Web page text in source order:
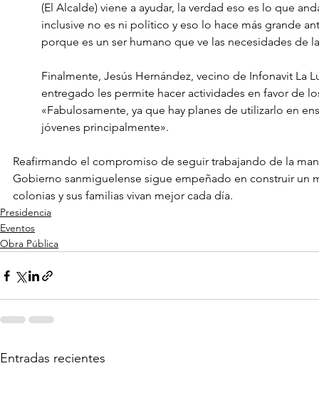
(El Alcalde) viene a ayudar, la verdad eso es lo que
inclusive no es ni político y eso lo hace más grande
porque es un ser humano que ve las necesidades de
Finalmente, Jesús Hernández, vecino de Infonavit La
entregado les permite hacer actividades en favor de
«Fabulosamente, ya que hay planes de utilizarlo en
jóvenes principalmente».
Reafirmando el compromiso de seguir trabajando de la
Gobierno sanmiguelense sigue empeñado en construir un
colonias y sus familias vivan mejor cada día.
Presidencia
Eventos
Obra Pública
Entradas recientes